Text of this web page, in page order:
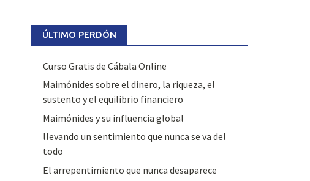
ÚLTIMO PERDÓN
Curso Gratis de Cábala Online
Maimónides sobre el dinero, la riqueza, el
sustento y el equilibrio financiero
Maimónides y su influencia global
llevando un sentimiento que nunca se va del
todo
El arrepentimiento que nunca desaparece